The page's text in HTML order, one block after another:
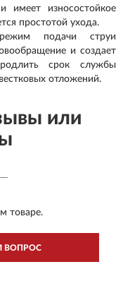
имеет износостойкое
простотой ухода.
подачи струи
и создает
срок службы
отложений.
или
товаре.
ВОПРОС